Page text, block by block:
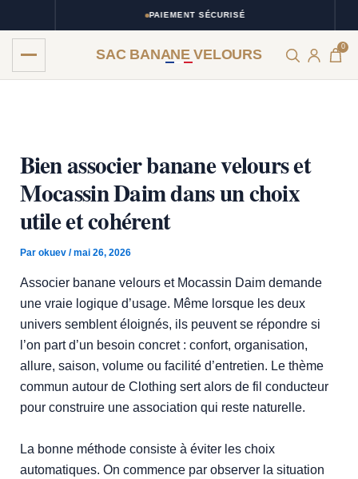
PAIEMENT SÉCURISÉ
SAC BANANE VELOURS 0
au
contenu
Bien associer banane velours et
Mocassin Daim dans un choix
utile et cohérent
Par okuev /mai 26, 2026
Associer banane velours et Mocassin Daim demande
une vraie logique d’usage. Même lorsque les deux
univers semblent éloignés, ils peuvent se répondre si
l’on part d’un besoin concret : confort, organisation,
allure, saison, volume ou facilité d’entretien. Le thème
commun autour de Clothing sert alors de fil conducteur
pour construire une association qui reste naturelle.
La bonne méthode consiste à éviter les choix
automatiques. On commence par observer la situation